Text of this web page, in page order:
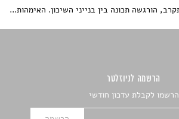
הורגשה תכונה בין בנייני השיכון. האימהות...
הרשמה לניוזלטר
הרשמו לקבלת עדכון חודשי